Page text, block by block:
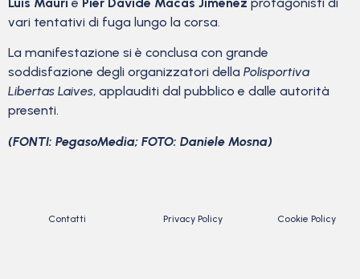
vari tentativi di fuga lungo la corsa.
La manifestazione si è conclusa con grande
soddisfazione degli organizzatori della Polisportiva
Libertas Laives, applauditi dal pubblico e dalle autorità
presenti.
(FONTI: PegasoMedia; FOTO: Daniele Mosna)
Contatti Privacy Policy Cookie Policy